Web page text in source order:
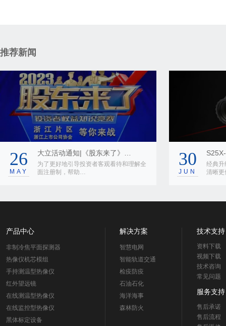
推荐新闻
股东来了》…
资者客观看待和理解全
30 S25X-III系列红外望远…
经典升级|S25X-III系列红外望远镜带
产品中心
非制冷焦平面探测器
热像仪机芯模组
手持测温型热像仪
红外望远镜
在线测温型热像仪
在线监控型热像仪
黑体标定设备
解决方案
智慧电网
智能轨道交通
检疫防疫
石油石化
海洋海事
森林防火
技术支持
资料下载
视频下载
技术咨询
常见问题
服务支持
售后承诺
售后流程